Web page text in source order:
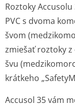
Roztoky
PVC s dvoma
švom
zmiešať roztoky
švu
krátkeho
Accusol 35 vám